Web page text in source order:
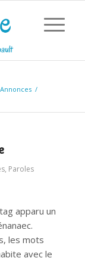
Annonces /
, Paroles
apparu un
les mots
avec le